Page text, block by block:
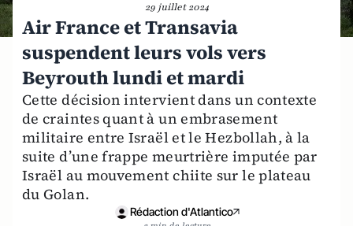
29 juillet 2024
Air France et Transavia
suspendent leurs vols vers
Beyrouth lundi et mardi
Cette décision intervient dans un contexte
de craintes quant à un embrasement
militaire entre Israël et le Hezbollah, à la
suite d’une frappe meurtrière imputée par
Israël au mouvement chiite sur le plateau
du Golan.
Rédaction d'Atlantico